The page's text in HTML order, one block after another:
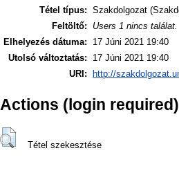
Tétel típus: Szakdolgozat
Feltöltő:
Users 1 nincs találat.
Elhelyezés dátuma:
17 Júni 2021 19:40
Utolsó változtatás:
17 Júni 2021 19:40
URI:
http://
Actions (login required)
Tétel szekesztése